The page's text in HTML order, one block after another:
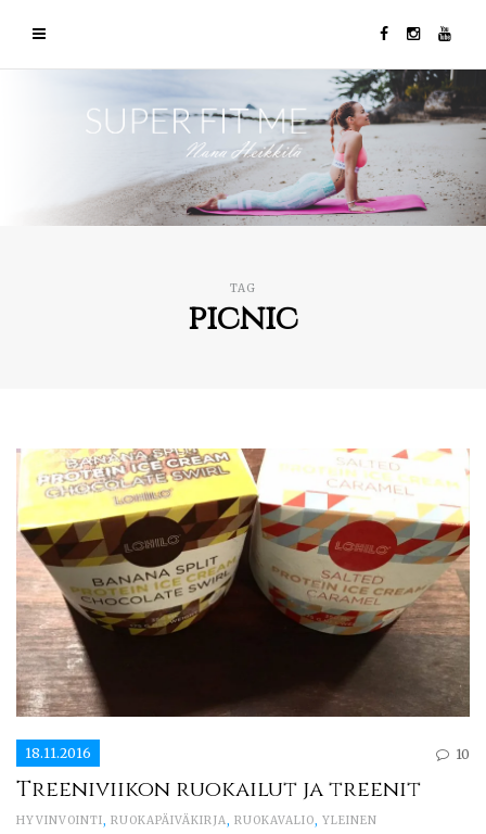
TAG
picnic
18.11.2016 10
Treeniviikon ruokailut ja treenit
HYVINVOINTI, RUOKAPÄIVÄKIRJA, RUOKAVALIO, YLEINEN